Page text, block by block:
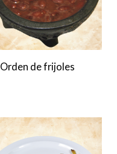
Orden de frijoles